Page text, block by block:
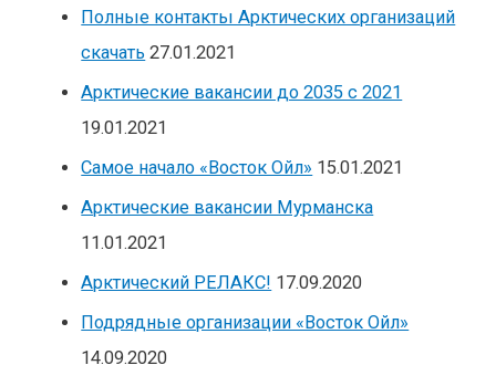
Полные контакты Арктических организаций
скачать 27.01.2021
Арктические вакансии до 2035 с 2021
19.01.2021
Самое начало «Восток Ойл» 15.01.2021
Арктические вакансии Мурманска
11.01.2021
Арктический РЕЛАКС! 17.09.2020
Подрядные организации «Восток Ойл»
14.09.2020